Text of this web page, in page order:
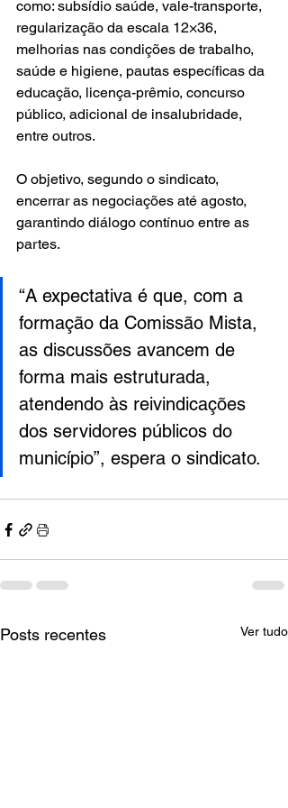
como: subsídio saúde, vale-transporte,
regularização da escala 12×36,
melhorias nas condições de trabalho,
saúde e higiene, pautas específicas da
educação, licença-prêmio, concurso
público, adicional de insalubridade,
entre outros.
O objetivo, segundo o sindicato,
encerrar as negociações até agosto,
garantindo diálogo contínuo entre as
partes.
“A expectativa é que, com a
formação da Comissão Mista,
as discussões avancem de
forma mais estruturada,
atendendo às reivindicações
dos servidores públicos do
município”, espera o sindicato.
Posts recentes Ver tudo